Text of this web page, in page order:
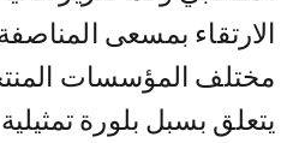
الارتقاء بمسعى
مختلف المؤسسات
يتعلق بسبل بلورة